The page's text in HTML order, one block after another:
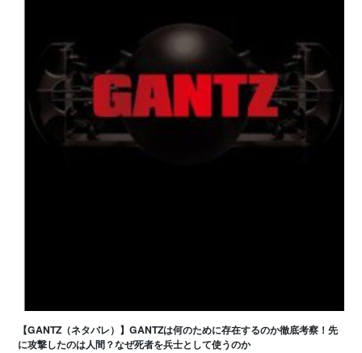
【GANTZ（ネタバレ）】GANTZは何のために存在するのか徹底考察！先
に攻撃したのは人間？なぜ死者を兵士として使うのか